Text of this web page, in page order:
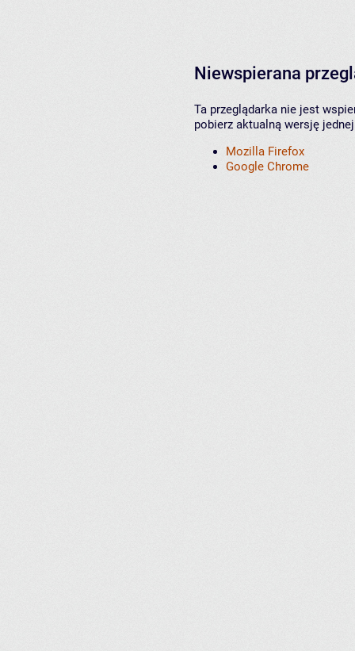
Niewspierana
Ta przeglądarka nie jest
pobierz aktualną wersję
Mozilla Firefox
Google Chrome